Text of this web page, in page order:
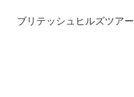
ブリテッシュヒルズツアー